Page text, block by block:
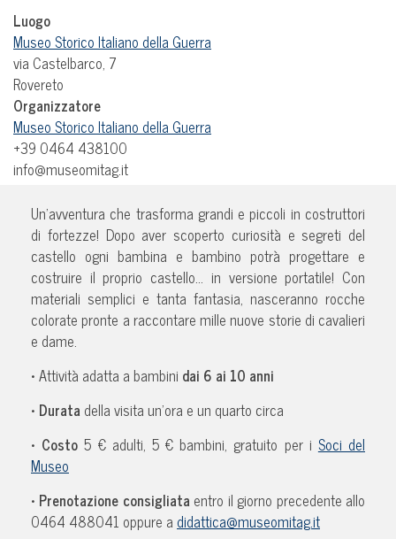
Luogo
Museo Storico Italiano della Guerra
via Castelbarco, 7
Rovereto
Organizzatore
Museo Storico Italiano della Guerra
+39 0464 438100
info@museomitag.it
Un’avventura che trasforma grandi e piccoli in costruttori
di fortezze! Dopo aver scoperto curiosità e segreti del
castello ogni bambina e bambino potrà progettare e
costruire il proprio castello… in versione portatile! Con
materiali semplici e tanta fantasia, nasceranno rocche
colorate pronte a raccontare mille nuove storie di cavalieri
e dame.
• Attività adatta a bambini dai 6 ai 10 anni
• Durata della visita un’ora e un quarto circa
• Costo 5 € adulti, 5 € bambini, gratuito per i Soci del
Museo
• Prenotazione consigliata entro il giorno precedente allo
0464 488041 oppure a didattica@museomitag.it